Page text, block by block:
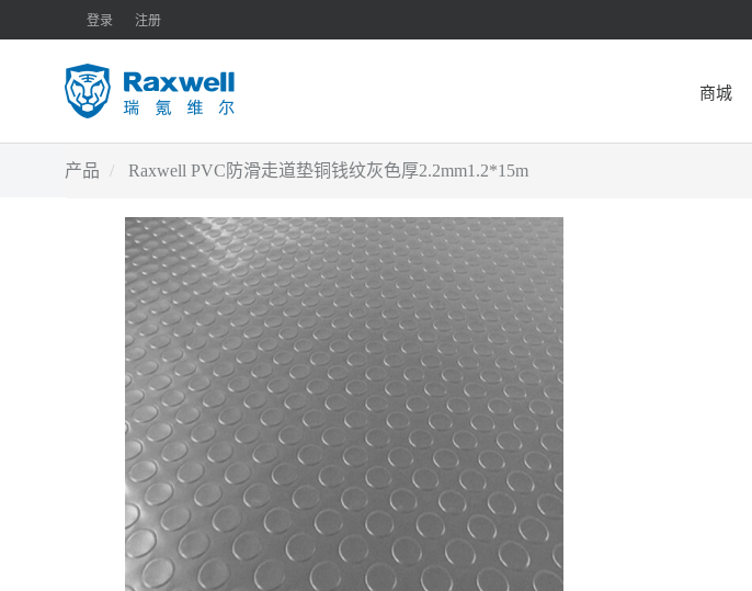
登录 注册
商城
产品 Raxwell PVC防滑走道垫铜钱纹灰色厚2.2mm1.2*15m